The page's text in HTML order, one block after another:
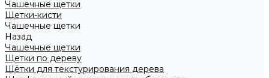
Чашечные щетки
Щетки-кисти
Чашечные щетки
Назад
Чашечные щетки
Щетки по дереву
Щётки для текстурирования дерева